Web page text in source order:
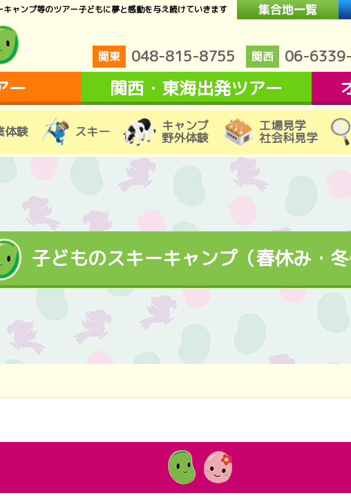
ャンプ等のツアー子どもに夢と感動を与え続けていきます
関東 048-815-8755 関西 06-
ー 関西・東海出発ツアー
体験 スキー キャンプ
野外体験
工場見学
社会科見学
子どものスキーキャンプ（春休み・